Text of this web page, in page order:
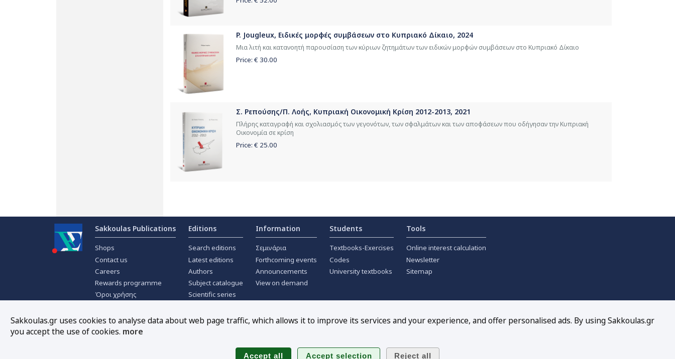
P. Jougleux, Ειδικές μορφές συμβάσεων στο Κυπριακό Δίκαιο, 2024
Μια λιτή και κατανοητή παρουσίαση των κύριων ζητημάτων των ειδικών μορφών συμβάσεων στο Κυπριακό Δίκαιο
Price: € 30.00
Σ. Ρεπούσης/Π. Λοής, Κυπριακή Οικονομική Κρίση 2012-2013, 2021
Πλήρης καταγραφή και σχολιασμός των γεγονότων, των σφαλμάτων και των αποφάσεων που οδήγησαν την Κυπριακή
Οικονομία σε κρίση
Price: € 25.00
Sakkoulas Publications
Shops
Contact us
Careers
Rewards programme
Όροι χρήσης
About Cookies
Editions
Search editions
Latest editions
Authors
Subject catalogue
Scientific series
Offers
Information
Σεμινάρια
Forthcoming events
Announcements
View on demand
Students
Textbooks-Exercises
Codes
University textbooks
Tools
Online interest calculation
Newsletter
Sitemap
Sakkoulas.gr uses cookies to analyse data about web page traffic, which allows it to improve its services and your experience, and offer personalised ads. By using Sakkoulas.gr
you accept the use of cookies. more